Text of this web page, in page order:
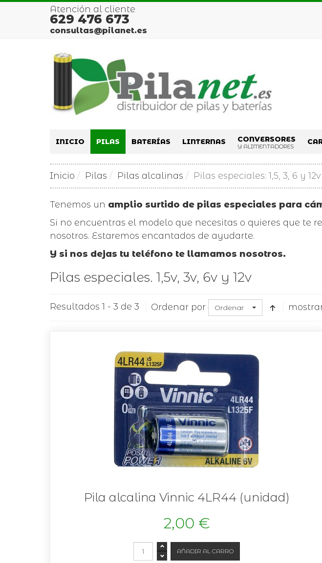
Atención al cliente
629 476 673
consultas@pilanet.es
INICIO PILAS BATERÍAS LINTERNAS CONVERSORES
Y ALIMENTADORES
Inicio Pilas Pilas alcalinas Pilas especiales: 1,5, 3, 6 y 12v
Tenemos un amplio surtido de pilas especiales para
Si no encuentras el modelo que necesitas o quieres que te
nosotros. Estaremos encantados de ayudarte.
Y si nos dejas tu teléfono te llamamos nosotros.
Pilas especiales. 1,5v, 3v, 6v y 12v
Resultados 1 - 3 de 3 Ordenar por Ordenar
Pila alcalina Vinnic 4LR44 (unidad)
2,00 €